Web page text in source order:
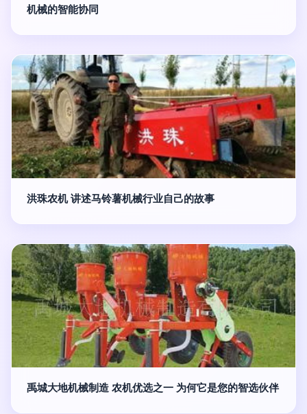
机械的智能协同
洪珠农机 讲述马铃薯机械行业自己的故事
禹城大地机械制造 农机优选之一 为何它是您的智选伙伴